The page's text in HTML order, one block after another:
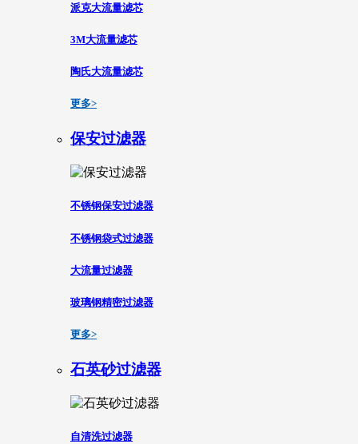
派克大流量滤芯
3M大流量滤芯
陶氏大流量滤芯
更多>
保安过滤器
不锈钢保安过滤器
不锈钢袋式过滤器
大流量过滤器
玻璃钢精密过滤器
更多>
石英砂过滤器
自清洗过滤器